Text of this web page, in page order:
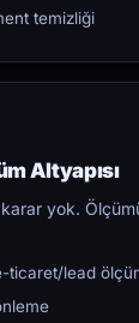
temizliği
Altyapısı
yok.
ticaret/lead